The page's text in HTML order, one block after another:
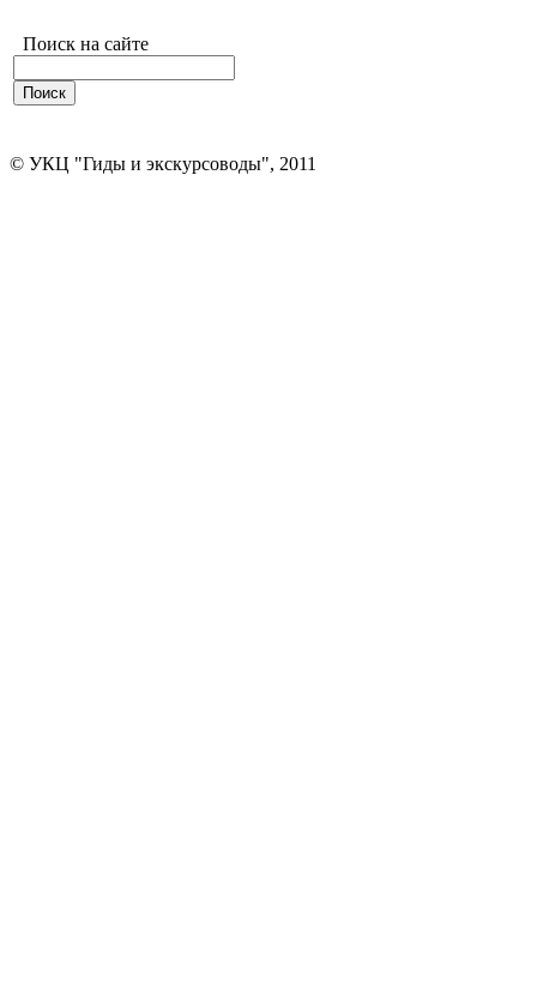
Поиск на сайте
© УКЦ "Гиды и экскурсоводы", 2011